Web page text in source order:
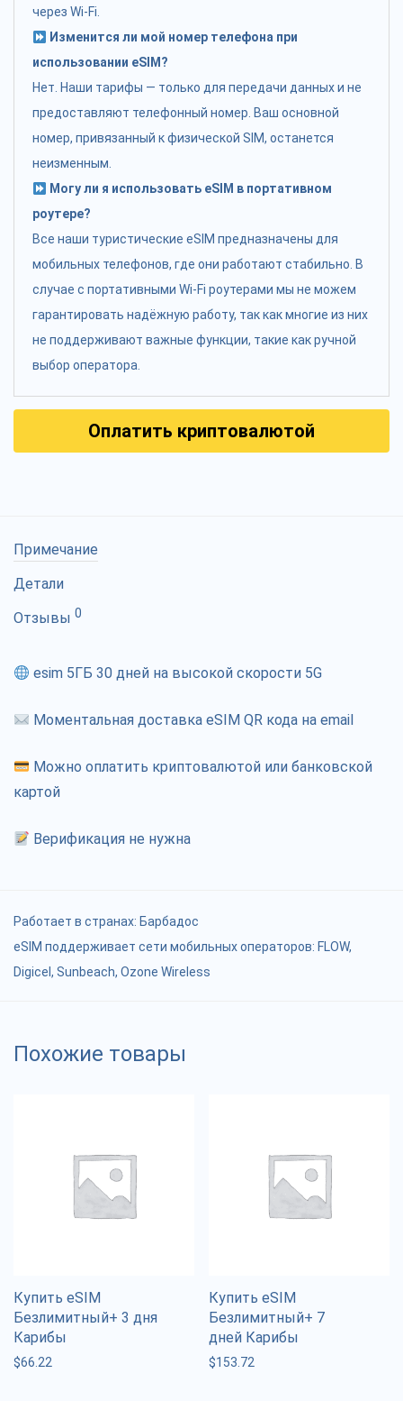
через Wi-Fi.
Изменится ли мой номер телефона при
использовании eSIM?
Нет. Наши тарифы — только для передачи данных и не
предоставляют телефонный номер. Ваш основной
номер, привязанный к физической SIM, останется
неизменным.
Могу ли я использовать eSIM в портативном
роутере?
Все наши туристические eSIM предназначены для
мобильных телефонов, где они работают стабильно. В
случае с портативными Wi-Fi роутерами мы не можем
гарантировать надёжную работу, так как многие из них
не поддерживают важные функции, такие как ручной
выбор оператора.
Оплатить криптовалютой
Примечание
Детали
Отзывы 0
esim 5ГБ 30 дней на высокой скорости 5G
Моментальная доставка eSIM QR кода на email
Можно оплатить криптовалютой или банковской
картой
Верификация не нужна
Работает в странах: Барбадос
eSIM поддерживает сети мобильных операторов: FLOW,
Digicel, Sunbeach, Ozone Wireless
Похожие товары
Купить eSIM
Безлимитный+ 3 дня
Карибы
$66.22
Купить eSIM
Безлимитный+ 7
дней Карибы
$153.72